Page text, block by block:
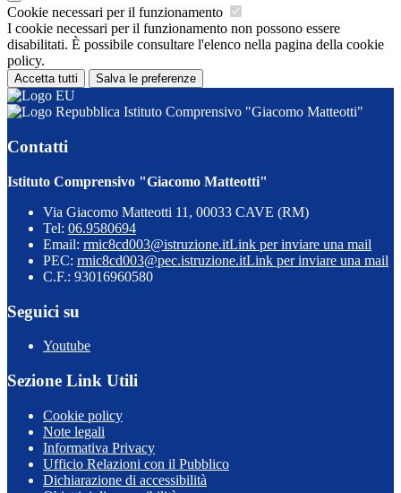
Cookie necessari per il funzionamento
I cookie necessari per il funzionamento non possono essere
disabilitati. È possibile consultare l'elenco nella pagina della cookie
policy.
Accetta tutti Salva le preferenze
Istituto Comprensivo "Giacomo Matteotti"
Contatti
Istituto Comprensivo "Giacomo Matteotti"
Via Giacomo Matteotti 11, 00033 CAVE (RM)
Tel: 06.9580694
Email: rmic8cd003@istruzione.itLink per inviare una mail
PEC: rmic8cd003@pec.istruzione.itLink per inviare una mail
C.F.: 93016960580
Seguici su
Youtube
Sezione Link Utili
Cookie policy
Note legali
Informativa Privacy
Ufficio Relazioni con il Pubblico
Dichiarazione di accessibilità